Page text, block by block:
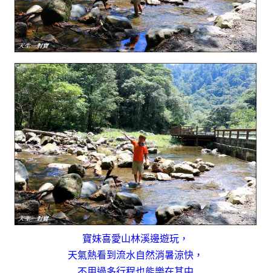
寶妹喜愛山林溪邊遊玩，
天氣熱看到流水自然消暑涼快，